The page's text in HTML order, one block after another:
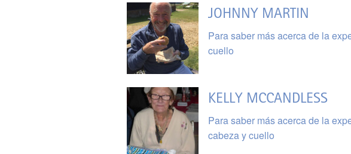
JOHNNY MARTIN
Para saber más acerca de la
cuello
KELLY MCCANDLESS
Para saber más acerca de la
cabeza y cuello